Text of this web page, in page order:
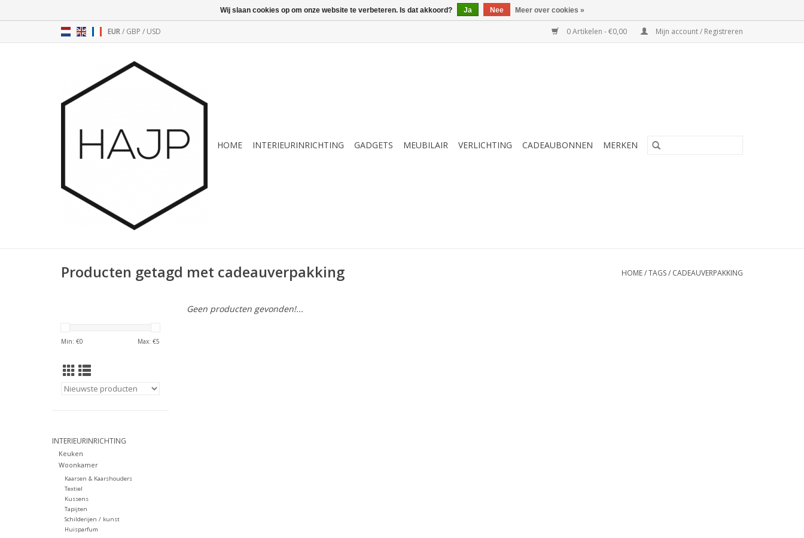
EUR/ GBP / USD 0 Artikelen - €0,00 Mijn account / Registreren
HOME INTERIEURINRICHTING GADGETS MEUBILAIR VERLICHTING CADEAUBONNEN MERKEN
Producten getagd met cadeauverpakking HOME/TAGS/ CADEAUVERPAKKING
Min: €0 Max: €5
INTERIEURINRICHTING
Keuken
Woonkamer
Kaarsen & Kaarshouders
Textiel
Kussens
Tapijten
Schilderijen / kunst
Huisparfum
Geen producten gevonden!...
Wij slaan cookies op om onze website te verbeteren. Is dat akkoord? Ja Nee Meer over cookies »